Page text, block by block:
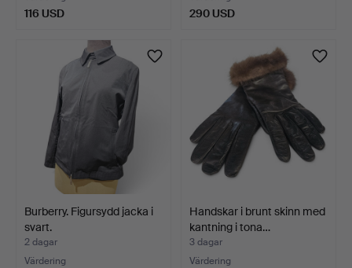
116 USD 290 USD
Burberry. Figursydd jacka i
svart.
2 dagar
Värdering
Handskar i brunt skinn med
kantning i tona…
3 dagar
Värdering